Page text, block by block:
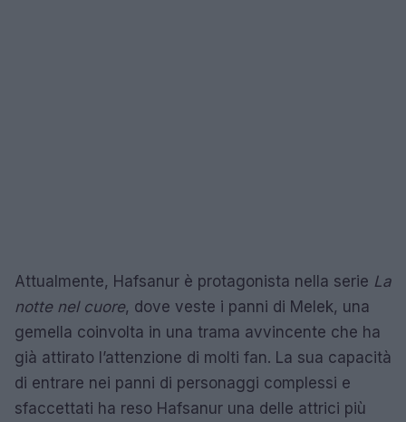
Attualmente, Hafsanur è protagonista nella serie La
notte nel cuore, dove veste i panni di Melek, una
gemella coinvolta in una trama avvincente che ha
già attirato l’attenzione di molti fan. La sua capacità
di entrare nei panni di personaggi complessi e
sfaccettati ha reso Hafsanur una delle attrici più